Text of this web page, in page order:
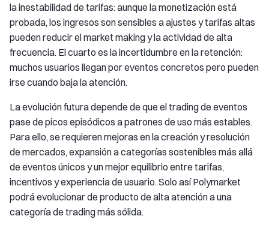
la inestabilidad de tarifas: aunque la monetización está
probada, los ingresos son sensibles a ajustes y tarifas altas
pueden reducir el market making y la actividad de alta
frecuencia. El cuarto es la incertidumbre en la retención:
muchos usuarios llegan por eventos concretos pero pueden
irse cuando baja la atención.
La evolución futura depende de que el trading de eventos
pase de picos episódicos a patrones de uso más estables.
Para ello, se requieren mejoras en la creación y resolución
de mercados, expansión a categorías sostenibles más allá
de eventos únicos y un mejor equilibrio entre tarifas,
incentivos y experiencia de usuario. Solo así Polymarket
podrá evolucionar de producto de alta atención a una
categoría de trading más sólida.